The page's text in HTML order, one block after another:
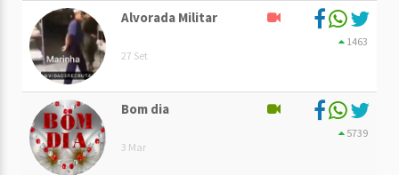
Alvorada Militar
27 Set
1463
Bom dia
3 Mar
5739